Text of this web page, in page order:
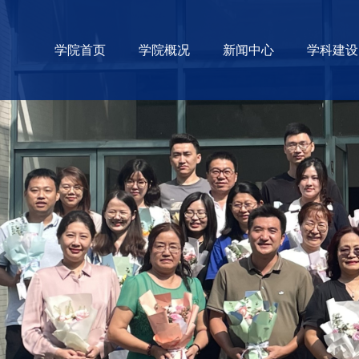
学院首页 学院概况 新闻中心 学科建设